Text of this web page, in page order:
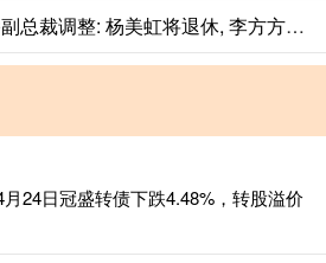
亦丰策略 福特中国传播副总裁调整: 杨美虹将退休, 李方方接棒
24日冠盛转债下跌4.48%，转股溢价